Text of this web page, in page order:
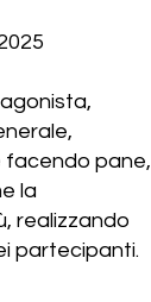
facendo pane,
la
realizzando
partecipanti.